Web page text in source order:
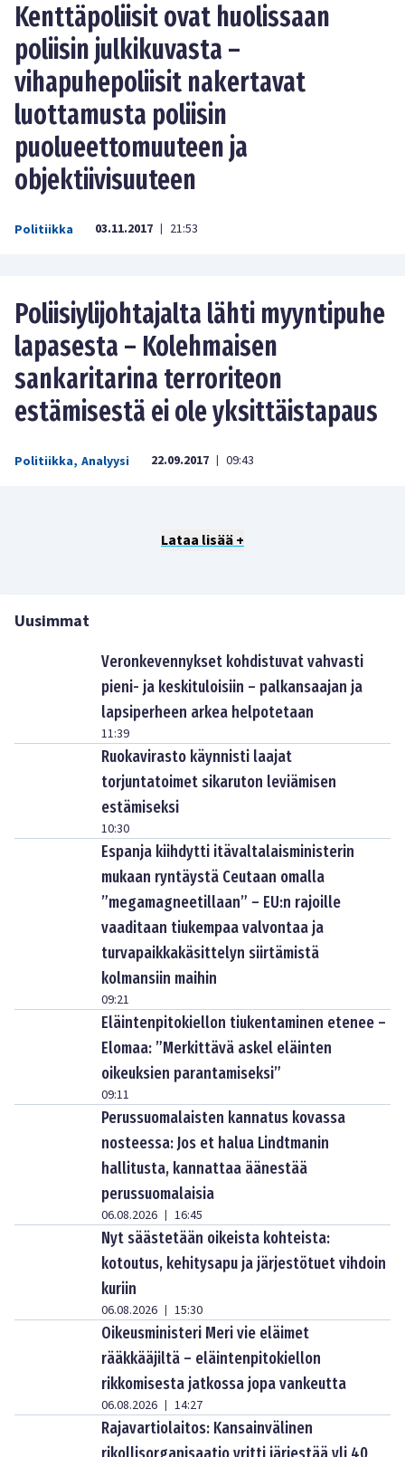
Kenttäpoliisit ovat huolissaan
poliisin julkikuvasta –
vihapuhepoliisit nakertavat
luottamusta poliisin
puolueettomuuteen ja
objektiivisuuteen
Politiikka 03.11.2017 | 21:53
Poliisiylijohtajalta lähti myyntipuhe
lapasesta – Kolehmaisen
sankaritarina terroriteon
estämisestä ei ole yksittäistapaus
Politiikka, Analyysi 22.09.2017 | 09:43
Lataa lisää +
Uusimmat
Veronkevennykset kohdistuvat vahvasti
pieni- ja keskituloisiin – palkansaajan ja
lapsiperheen arkea helpotetaan
11:39
Ruokavirasto käynnisti laajat
torjuntatoimet sikaruton leviämisen
estämiseksi
10:30
Espanja kiihdytti itävaltalaisministerin
mukaan ryntäystä Ceutaan omalla
”megamagneetillaan” – EU:n rajoille
vaaditaan tiukempaa valvontaa ja
turvapaikkakäsittelyn siirtämistä
kolmansiin maihin
09:21
Eläintenpitokiellon tiukentaminen etenee –
Elomaa: ”Merkittävä askel eläinten
oikeuksien parantamiseksi”
09:11
Perussuomalaisten kannatus kovassa
nosteessa: Jos et halua Lindtmanin
hallitusta, kannattaa äänestää
perussuomalaisia
06.08.2026 | 16:45
Nyt säästetään oikeista kohteista:
kotoutus, kehitysapu ja järjestötuet vihdoin
kuriin
06.08.2026 | 15:30
Oikeusministeri Meri vie eläimet
rääkkääjiltä – eläintenpitokiellon
rikkomisesta jatkossa jopa vankeutta
06.08.2026 | 14:27
Rajavartiolaitos: Kansainvälinen